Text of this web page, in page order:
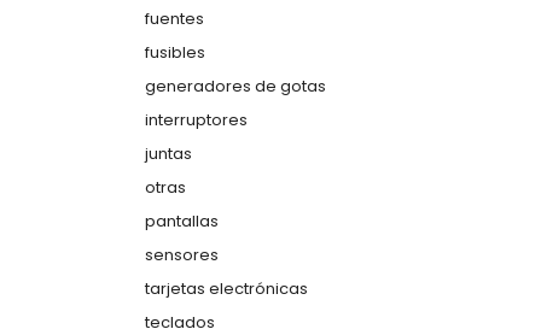
fuentes
fusibles
generadores de gotas
interruptores
juntas
otras
pantallas
sensores
tarjetas electrónicas
teclados